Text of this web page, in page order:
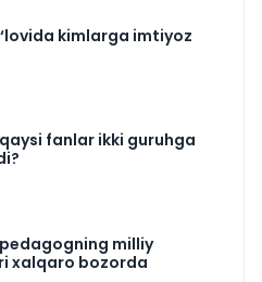
kimlarga imtiyoz
fanlar ikki guruhga
milliy
xalqaro bozorda